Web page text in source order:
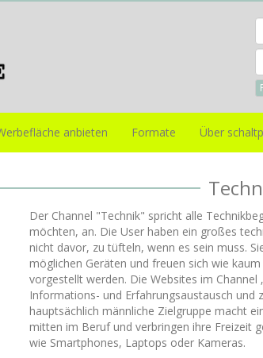
anbieten Formate Über
Der Channel "Technik" spricht alle
möchten, an. Die User haben ein großes
nicht davor, zu tüfteln, wenn es sein muss.
möglichen Geräten und freuen sich wie
vorgestellt werden. Die Websites im Channel
Informations- und Erfahrungsaustausch und
hauptsächlich männliche Zielgruppe macht
mitten im Beruf und verbringen ihre Freizeit
wie Smartphones, Laptops oder Kameras.